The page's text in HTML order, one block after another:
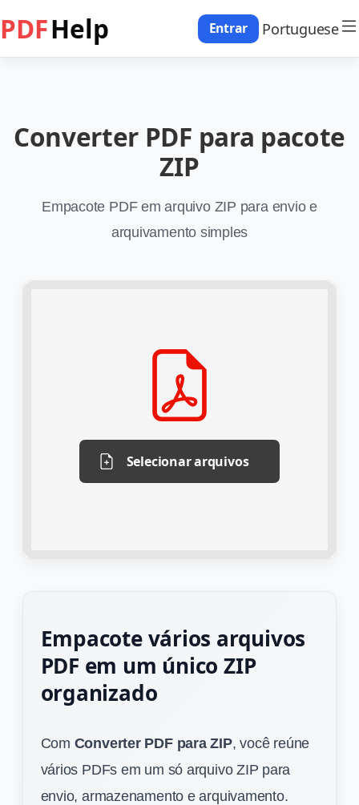
PDFHelp Entrar Portuguese
Converter PDF para pacote
ZIP
Empacote PDF em arquivo ZIP para envio e
arquivamento simples
Selecionar arquivos
Empacote vários arquivos
PDF em um único ZIP
organizado
Com Converter PDF para ZIP, você reúne
vários PDFs em um só arquivo ZIP para
envio, armazenamento e arquivamento.